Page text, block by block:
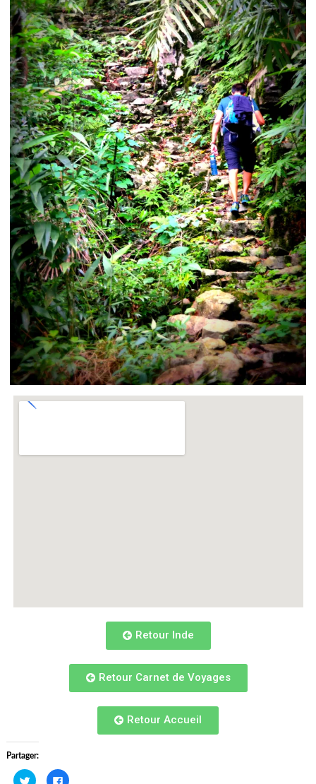
Retour Inde
Retour Carnet de Voyages
Retour Accueil
Partager:
Cliquez Cliquez